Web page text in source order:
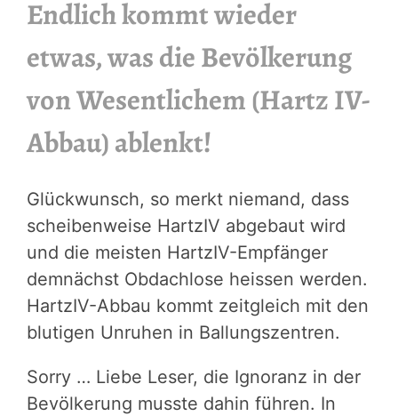
Endlich kommt wieder
etwas, was die Bevölkerung
von Wesentlichem (Hartz IV-
Abbau) ablenkt!
Glückwunsch, so merkt niemand, dass
scheibenweise HartzIV abgebaut wird
und die meisten HartzIV-Empfänger
demnächst Obdachlose heissen werden.
HartzIV-Abbau kommt zeitgleich mit den
blutigen Unruhen in Ballungszentren.
Sorry … Liebe Leser, die Ignoranz in der
Bevölkerung musste dahin führen. In